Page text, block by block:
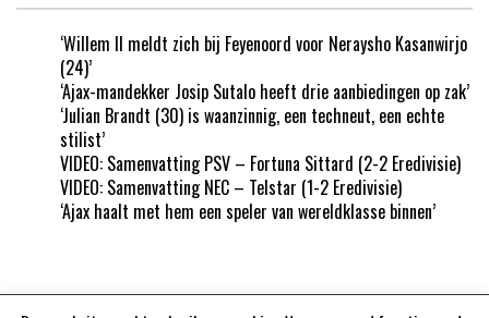
‘Willem II meldt zich bij Feyenoord voor Neraysho Kasanwirjo
(24)’
‘Ajax-mandekker Josip Sutalo heeft drie aanbiedingen op zak’
‘Julian Brandt (30) is waanzinnig, een techneut, een echte
stilist’
VIDEO: Samenvatting PSV – Fortuna Sittard (2-2 Eredivisie)
VIDEO: Samenvatting NEC – Telstar (1-2 Eredivisie)
‘Ajax haalt met hem een speler van wereldklasse binnen’